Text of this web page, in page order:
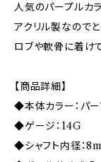
人気のパープルカ
アクリル製なので
ロブや軟骨に着け
【商品詳細】
◆本体カラー：パ
◆ゲージ：14G
◆シャフト内径：